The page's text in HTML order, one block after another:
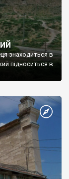
знаходиться в
підноситься в